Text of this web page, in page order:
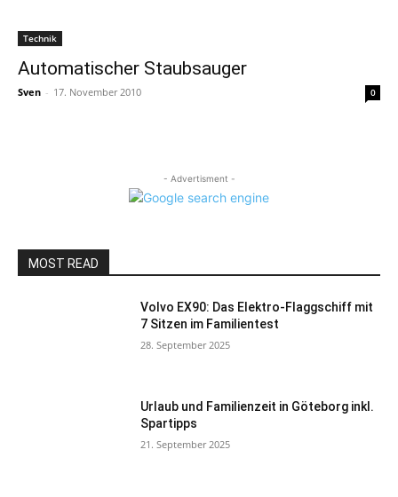
Technik
Automatischer Staubsauger
Sven - 17. November 2010 0
- Advertisment -
MOST READ
Volvo EX90: Das Elektro-Flaggschiff mit
7 Sitzen im Familientest
28. September 2025
Urlaub und Familienzeit in Göteborg inkl.
Spartipps
21. September 2025